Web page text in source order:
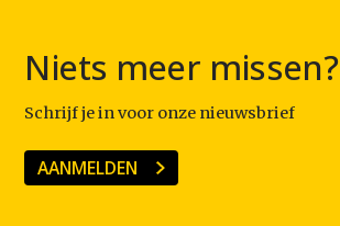
Niets meer missen?
Schrijf je in voor onze nieuwsbrief
AANMELDEN